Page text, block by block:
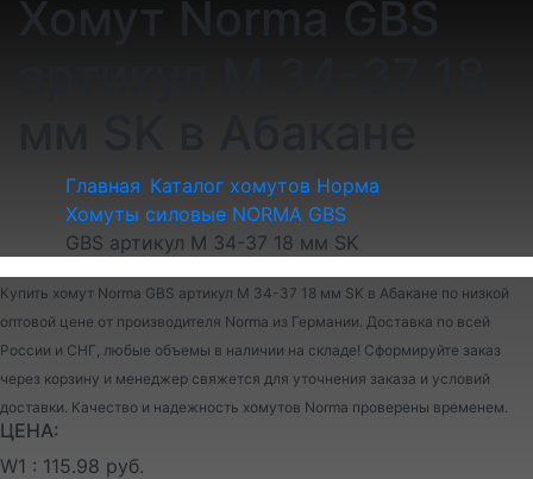
Хомут Norma GBS
Главная Каталог хомутов Норма
Хомуты силовые NORMA GBS
GBS артикул M 34-37 18 мм SK
Купить хомут Norma GBS артикул M 34-37 18 мм SK в Абакане по низкой
оптовой цене от производителя Norma из Германии. Доставка по всей
России и СНГ, любые объемы в наличии на складе! Сформируйте заказ
через корзину и менеджер свяжется для уточнения заказа и условий
доставки. Качество и надежность хомутов Norma проверены временем.
ЦЕНА:
W1 : 115.98 руб.